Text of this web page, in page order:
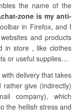
the name of the
zone is my anti-
in Firefox, and I
and products
in store , like clothes
or useful supplies…
delivery that takes
rather give (indirectly)
company), which
the hellish stress and